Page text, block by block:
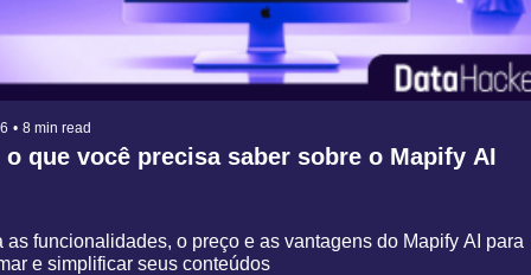
• 8 min read
o que você precisa saber sobre o Mapify AI
as funcionalidades, o preço e as vantagens do Mapify AI para
e simplificar seus conteúdos